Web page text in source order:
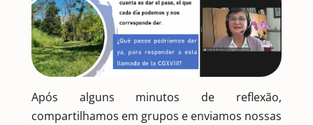
Após alguns minutos de reflexão,
compartilhamos em grupos e enviamos nossas